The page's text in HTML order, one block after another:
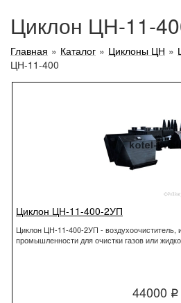
Циклон ЦН-11-
Главная » Каталог » Циклоны ЦН »
ЦН-11-400
Циклон ЦН-11-400-2УП
Циклон ЦН-11-400-2УП - воздухоочиститель,
промышленности для очистки газов или
44000 q